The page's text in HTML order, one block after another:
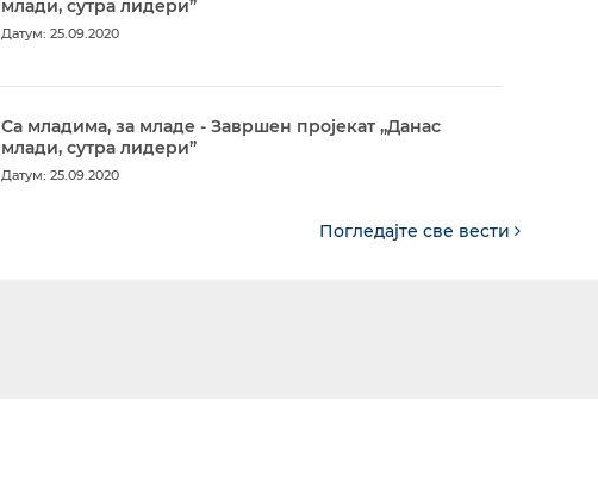
млади, сутра лидери”
Датум: 25.09.2020
Са младима, за младе - Завршен пројекат „Данас
млади, сутра лидери”
Датум: 25.09.2020
Погледајте све вести